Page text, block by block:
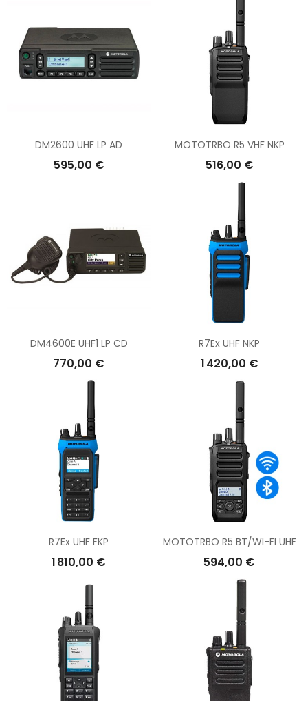
DM2600 UHF LP AD
595,00 €
MOTOTRBO R5 VHF NKP
516,00 €
DM4600E UHF1 LP CD
770,00 €
R7Ex UHF NKP
1 420,00 €
R7Ex UHF FKP
1 810,00 €
MOTOTRBO R5 BT/WI-FI UHF
594,00 €